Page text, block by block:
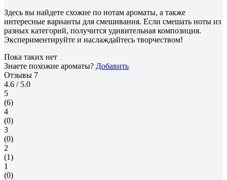
Здесь вы найдете схожие по нотам ароматы, а также
интересные варианты для смешивания. Если смешать ноты из
разных категорий, получится удивительная композиция.
Экспериментируйте и наслаждайтесь творчеством!
Пока таких нет
Знаете похожие ароматы? Добавить
Отзывы 7
4.6 / 5.0
5
(6)
4
(0)
3
(0)
2
(1)
1
(0)